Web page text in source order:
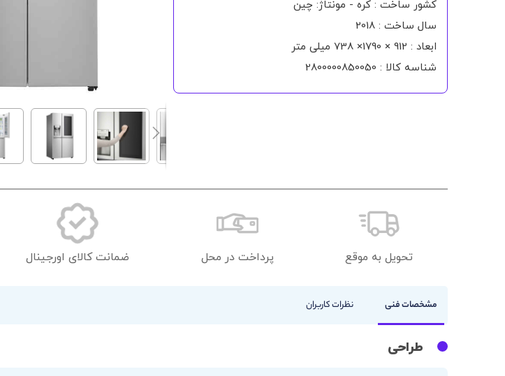
کشور ساخت : کره - مونتاژ: چین
سال ساخت : 2018
ابعاد : 912 × 1790× 738 میلی متر
شناسه کالا : 2800000850050
به
تحویل به موقع پرداخت در محل ضمانت کالای اورجینال
مشخصات فنی نظرات کاربران
طراحی